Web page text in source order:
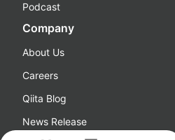
Podcast
Company
About Us
Careers
Qiita Blog
News Release